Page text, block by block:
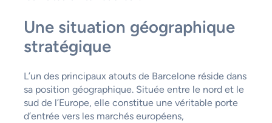
Une situation géographique
stratégique
L’un des principaux atouts de Barcelone réside dans
sa position géographique. Située entre le nord et le
sud de l’Europe, elle constitue une véritable porte
d’entrée vers les marchés européens,